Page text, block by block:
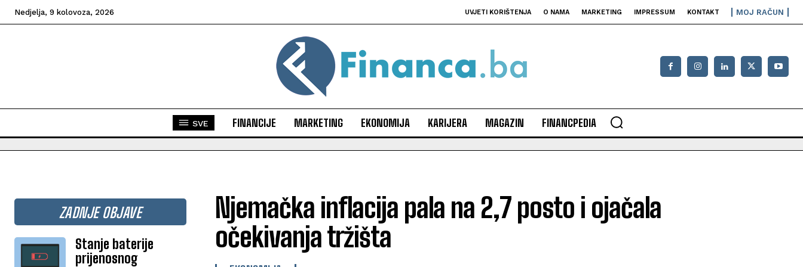
Nedjelja, 9 kolovoza, 2026 UVJETI KORIŠTENJA O NAMA MARKETING IMPRESSUM KONTAKT MOJ RAČUN
SVE FINANCIJE MARKETING EKONOMIJA KARIJERA MAGAZIN FINANCPEDIA
ZADNJE OBJAVE
Stanje baterije
prijenosnog
Njemačka inflacija pala na 2,7 posto i ojačala
očekivanja tržišta